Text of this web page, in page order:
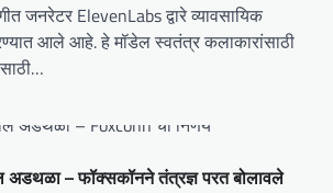
जनरेटर ElevenLabs द्वारे व्यावसायिक
आले आहे. हे मॉडेल स्वतंत्र कलाकारांसाठी
अडथळा – फॉक्सकॉनने तंत्रज्ञ परत बोलावले